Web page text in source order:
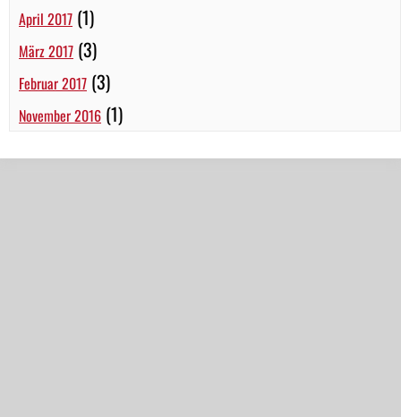
April 2017 (1)
März 2017 (3)
Februar 2017 (3)
November 2016 (1)